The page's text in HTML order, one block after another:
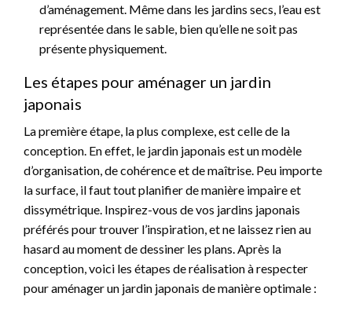
d’aménagement. Même dans les jardins secs, l’eau est
représentée dans le sable, bien qu’elle ne soit pas
présente physiquement.
Les étapes pour aménager un jardin
japonais
La première étape, la plus complexe, est celle de la
conception. En effet, le jardin japonais est un modèle
d’organisation, de cohérence et de maîtrise. Peu importe
la surface, il faut tout planifier de manière impaire et
dissymétrique. Inspirez-vous de vos jardins japonais
préférés pour trouver l’inspiration, et ne laissez rien au
hasard au moment de dessiner les plans. Après la
conception, voici les étapes de réalisation à respecter
pour aménager un jardin japonais de manière optimale :